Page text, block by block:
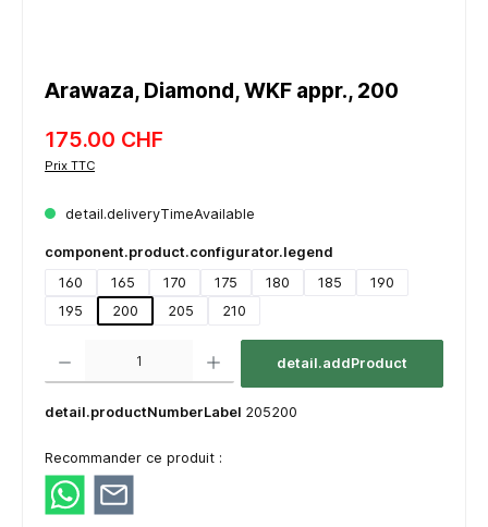
Arawaza, Diamond, WKF appr., 200
175.00 CHF
Prix TTC
detail.deliveryTimeAvailable
component.product.configurator.legend
160
165 170 175 180 185
190
195
200 205 210
detail.addProduct
detail.productNumberLabel 205200
Recommander ce produit :